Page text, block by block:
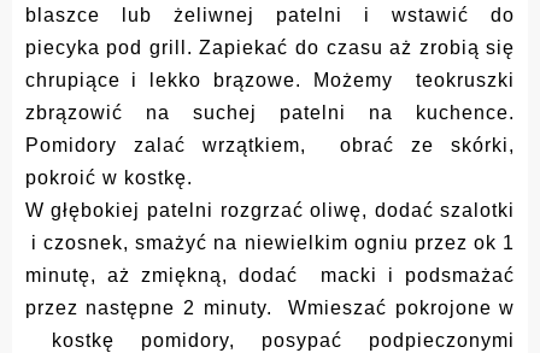
blaszce lub żeliwnej patelni i wstawić do
piecyka pod grill. Zapiekać do czasu aż zrobią się
chrupiące i lekko brązowe. Możemy teokruszki
zbrązowić na suchej patelni na kuchence.
Pomidory zalać wrzątkiem, obrać ze skórki,
pokroić w kostkę.
W głębokiej patelni rozgrzać oliwę, dodać szalotki
i czosnek, smażyć na niewielkim ogniu przez ok 1
minutę, aż zmiękną, dodać macki i podsmażać
przez następne 2 minuty. Wmieszać pokrojone w
kostkę pomidory, posypać podpieczonymi